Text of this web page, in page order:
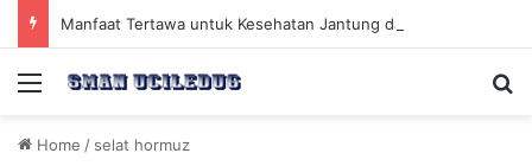
Menu
Home / selat hormuz